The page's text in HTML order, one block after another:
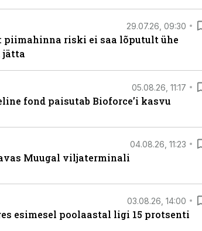
29.07.26, 09:30
piimahinna riski ei saa lõputult ühe
jätta
05.08.26, 11:17
fond paisutab Bioforce’i kasvu
04.08.26, 11:23
Muugal viljaterminali
03.08.26, 14:00
esimesel poolaastal ligi 15 protsenti